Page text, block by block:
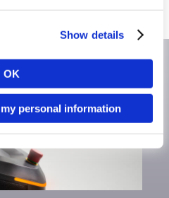
Show details
OK
personal information
anfordern
Sprache